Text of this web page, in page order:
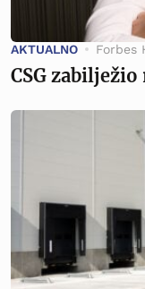
AKTUALNO Forbes
CSG